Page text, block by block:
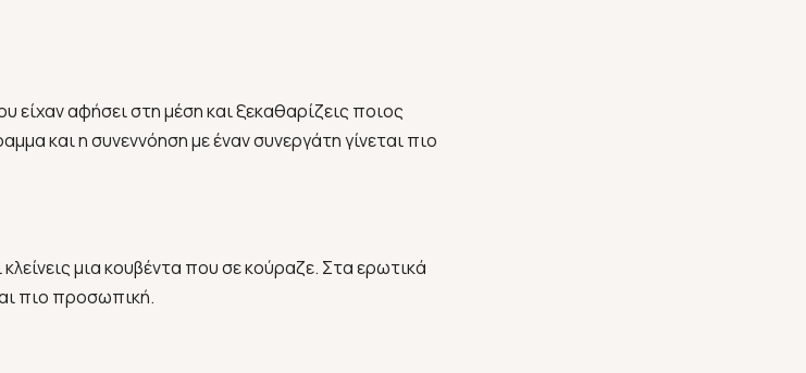
είχαν αφήσει στη μέση και ξεκαθαρίζεις ποιος
και η συνεννόηση με έναν συνεργάτη γίνεται πιο
μια κουβέντα που σε κούραζε. Στα ερωτικά
πιο προσωπική.